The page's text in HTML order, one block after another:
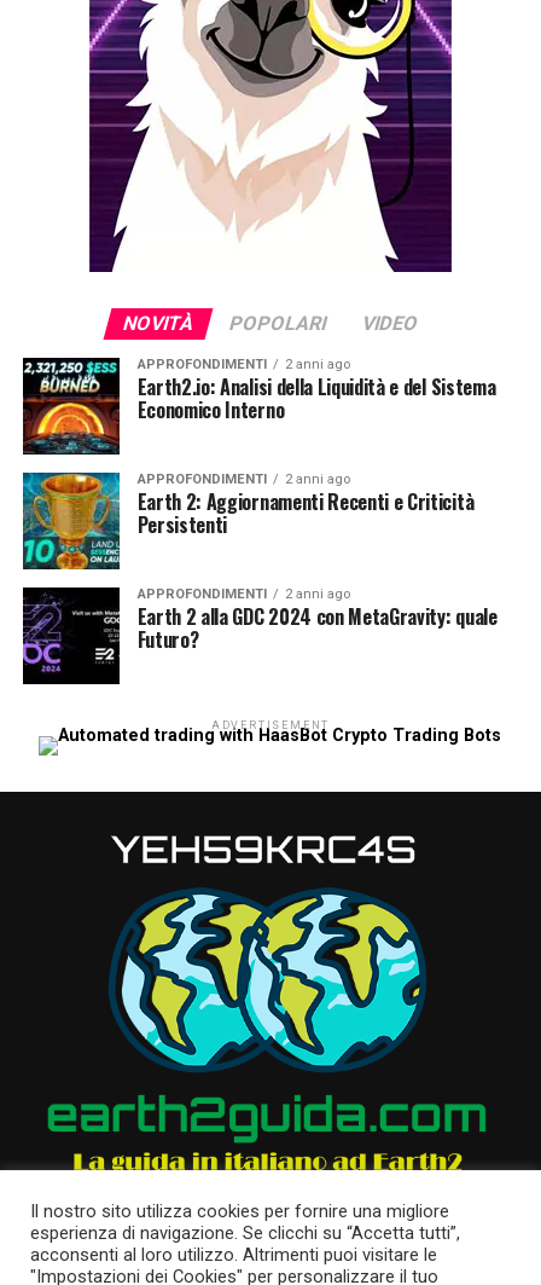
NOVITÀ POPOLARI VIDEO
APPROFONDIMENTI 2 anni ago
Earth2.io: Analisi della Liquidità e del Sistema
Economico Interno
APPROFONDIMENTI 2 anni ago
Earth 2: Aggiornamenti Recenti e Criticità
Persistenti
APPROFONDIMENTI 2 anni ago
Earth 2 alla GDC 2024 con MetaGravity: quale
Futuro?
ADVERTISEMENT
Il nostro sito utilizza cookies per fornire una migliore
esperienza di navigazione. Se clicchi su “Accetta tutti”,
acconsenti al loro utilizzo. Altrimenti puoi visitare le
"Impostazioni dei Cookies" per personalizzare il tuo